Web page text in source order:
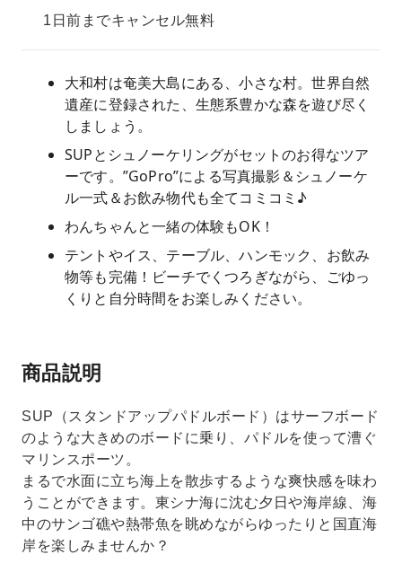
1日前までキャンセル無料
大和村は奄美大島にある、小さな村。世界自然
遺産に登録された、生態系豊かな森を遊び尽く
しましょう。
SUPとシュノーケリングがセットのお得なツア
ーです。”GoPro”による写真撮影＆シュノーケ
ル一式＆お飲み物代も全てコミコミ♪
わんちゃんと一緒の体験もOK！
テントやイス、テーブル、ハンモック、お飲み
物等も完備！ビーチでくつろぎながら、ごゆっ
くりと自分時間をお楽しみください。
商品説明
SUP（スタンドアップパドルボード）はサーフボード
のような大きめのボードに乗り、パドルを使って漕ぐ
マリンスポーツ。
まるで水面に立ち海上を散歩するような爽快感を味わ
うことができます。東シナ海に沈む夕日や海岸線、海
中のサンゴ礁や熱帯魚を眺めながらゆったりと国直海
岸を楽しみませんか？